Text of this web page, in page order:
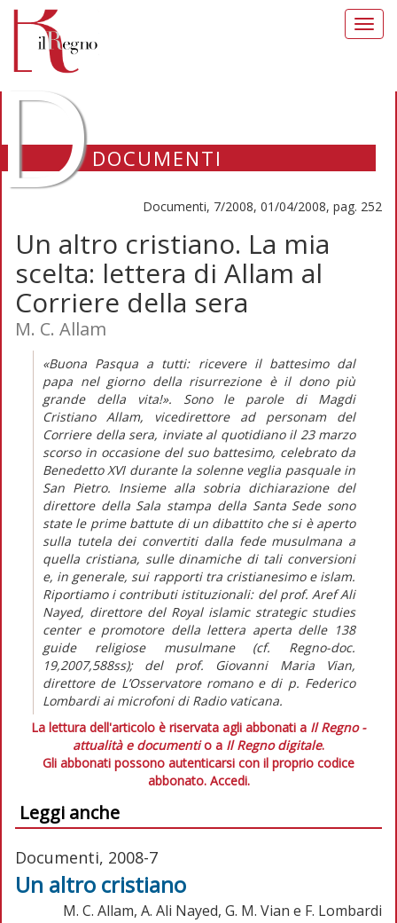
DOCUMENTI
Documenti, 7/2008, 01/04/2008, pag. 252
Un altro cristiano. La mia
scelta: lettera di Allam al
Corriere della sera
M. C. Allam
«Buona Pasqua a tutti: ricevere il battesimo dal
papa nel giorno della risurrezione è il dono più
grande della vita!». Sono le parole di Magdi
Cristiano Allam, vicedirettore ad personam del
Corriere della sera, inviate al quotidiano il 23 marzo
scorso in occasione del suo battesimo, celebrato da
Benedetto XVI durante la solenne veglia pasquale in
San Pietro. Insieme alla sobria dichiarazione del
direttore della Sala stampa della Santa Sede sono
state le prime battute di un dibattito che si è aperto
sulla tutela dei convertiti dalla fede musulmana a
quella cristiana, sulle dinamiche di tali conversioni
e, in generale, sui rapporti tra cristianesimo e islam.
Riportiamo i contributi istituzionali: del prof. Aref Ali
Nayed, direttore del Royal islamic strategic studies
center e promotore della lettera aperta delle 138
guide religiose musulmane (cf. Regno-doc.
19,2007,588ss); del prof. Giovanni Maria Vian,
direttore de L’Osservatore romano e di p. Federico
Lombardi ai microfoni di Radio vaticana.
La lettura dell'articolo è riservata agli abbonati a Il Regno -
attualità e documentio a Il Regno digitale.
Gli abbonati possono autenticarsi con il proprio codice
abbonato. Accedi.
Leggi anche
Documenti, 2008-7
Un altro cristiano
M. C. Allam, A. Ali Nayed, G. M. Vian e F. Lombardi